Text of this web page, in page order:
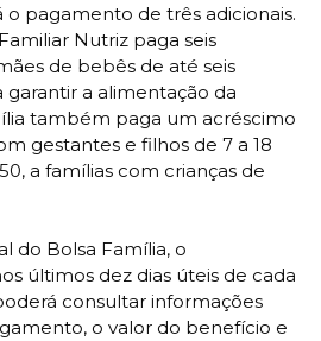
pagamento de três adicionais.
Nutriz paga seis
de bebês de até seis
garantir a alimentação da
também paga um acréscimo
gestantes e filhos de 7 a 18
a famílias com crianças de
do Bolsa Família, o
últimos dez dias úteis de cada
consultar informações
o valor do benefício e